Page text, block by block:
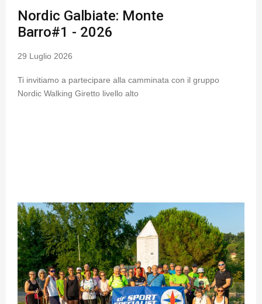
Nordic Galbiate: Monte
Barro#1 - 2026
29 Luglio 2026
Ti invitiamo a partecipare alla camminata con il gruppo
Nordic Walking Giretto livello alto